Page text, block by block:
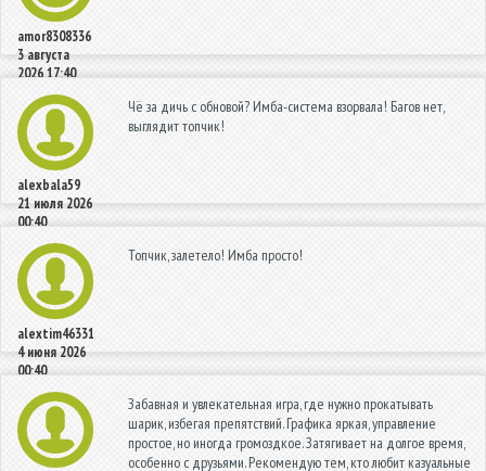
amor8308336
3 августа
2026 17:40
alexbala59
21 июля 2026
00:40
Чё за дичь с обновой? Имба-система взорвала! Багов нет,
выглядит топчик!
alextim46331
4 июня 2026
00:40
Топчик, залетело! Имба просто!
Забавная и увлекательная игра, где нужно прокатывать
шарик, избегая препятствий. Графика яркая, управление
простое, но иногда громоздкое. Затягивает на долгое время,
особенно с друзьями. Рекомендую тем, кто любит казуальные